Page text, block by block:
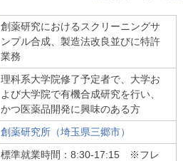
創薬研究におけるスクリーニングサ
ンプル合成、製造法改良並びに特許
業務
理科系大学院修了予定者で、大学お
よび大学院で有機合成研究を行い、
かつ医薬品開発に興味のある方
創薬研究所（埼玉県三郷市）
標準就業時間：8:30-17:15 ※フレ